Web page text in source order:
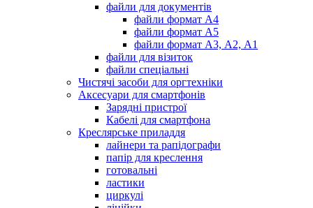
файли для документів
файли формат А4
файли формат А5
файли формат А3, А2, А1
файли для візиток
файли спеціальні
Чистячі засоби для оргтехніки
Аксесуари для смартфонів
Зарядні пристрої
Кабелі для смартфона
Креслярське приладдя
лайнери та рапідографи
папір для креслення
готовальні
ластики
циркулі